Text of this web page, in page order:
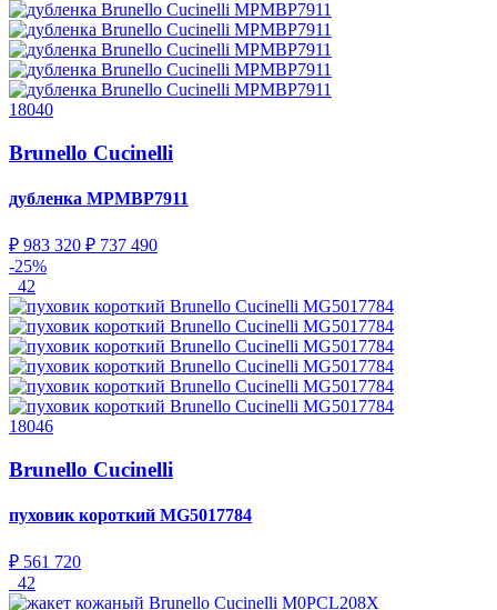
18040
Brunello Cucinelli
дубленка MPMBP7911
₽ 983 320 ₽ 737 490
-25%
42
18046
Brunello Cucinelli
пуховик короткий MG5017784
₽ 561 720
42